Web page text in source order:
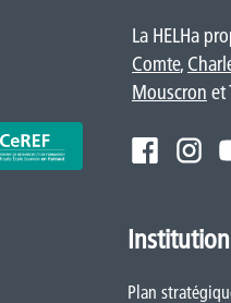
La HELHa
Comte,
Mouscron et
Institution
Plan